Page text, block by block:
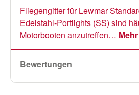
Fliegengitter für Lewmar
Edelstahl-Portlights (SS) sind
Motorbooten anzutreffen… Mehr
Bewertungen